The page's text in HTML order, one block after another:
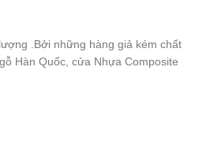
.Bởi những hàng giả kém chất
Hàn Quốc, cửa Nhựa Composite